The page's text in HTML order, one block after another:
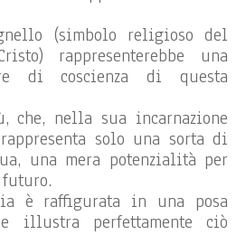
(simbolo religioso del
rappresenterebbe una
di coscienza di questa
che, nella sua incarnazione
solo una sorta di
una mera potenzialità per
è raffigurata in una posa
illustra perfettamente ciò